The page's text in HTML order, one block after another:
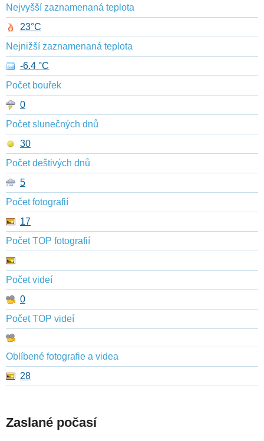
Nejvyšší zaznamenaná teplota
23°C
Nejnižší zaznamenaná teplota
-6.4 °C
Počet bouřek
0
Počet slunečných dnů
30
Počet deštivých dnů
5
Počet fotografií
17
Počet TOP fotografií
Počet videí
0
Počet TOP videí
Oblíbené fotografie a videa
28
Zaslané počasí